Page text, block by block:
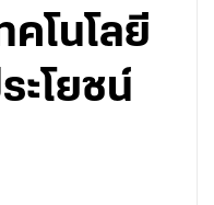
คโนโลยี
ะโยชน์